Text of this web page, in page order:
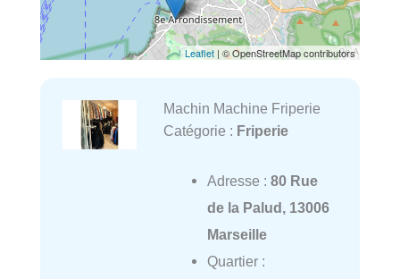
Leaflet | © OpenStreetMap contributors
Machin Machine Friperie
Catégorie : Friperie
Adresse : 80 Rue
de la Palud, 13006
Marseille
Quartier :